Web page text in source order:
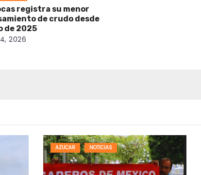
registra su menor
de crudo desde
de 2025
2026
AZUCAR NOTICIAS